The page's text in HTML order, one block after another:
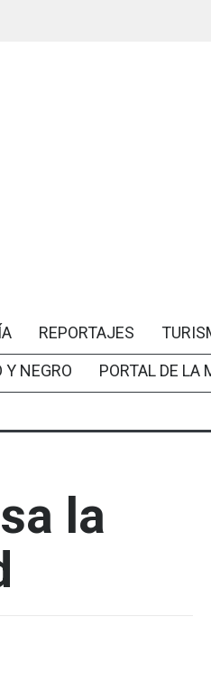
REPORTAJES
Y NEGRO PORTAL DE LA
la